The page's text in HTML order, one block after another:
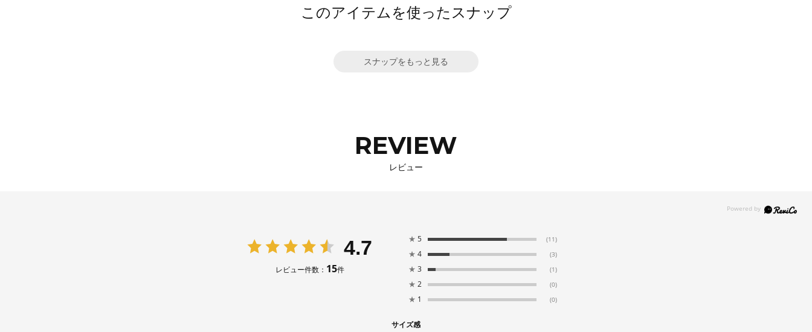
このアイテムを使ったスナップ
スナップをもっと見る
REVIEW
レビュー
4.7
レビュー件数： 15件
★ 5 (11)
★ 4 (3)
★ 3 (1)
★ 2 (0)
★ 1 (0)
サイズ感